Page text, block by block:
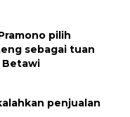
pilih
sebagai tuan
Betawi
penjualan